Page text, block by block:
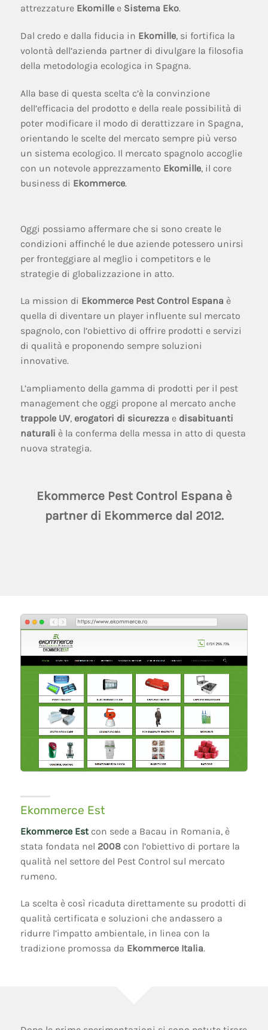
attrezzature Ekomillee Sistema Eko.
Dal credo e dalla fiducia in Ekomille, si fortifica la
volontà dell’azienda partner di divulgare la filosofia
della metodologia ecologica in Spagna.
Alla base di questa scelta c’è la convinzione
dell’efficacia del prodotto e della reale possibilità di
poter modificare il modo di derattizzare in Spagna,
orientando le scelte del mercato sempre più verso
un sistema ecologico. Il mercato spagnolo accoglie
con un notevole apprezzamento Ekomille, il core
business di Ekommerce.
Oggi possiamo affermare che si sono create le
condizioni affinché le due aziende potessero unirsi
per fronteggiare al meglio i competitors e le
strategie di globalizzazione in atto.
La mission di Ekommerce Pest Control Espana è
quella di diventare un player influente sul mercato
spagnolo, con l’obiettivo di offrire prodotti e servizi
di qualità e proponendo sempre soluzioni
innovative.
L’ampliamento della gamma di prodotti per il pest
management che oggi propone al mercato anche
trappole UV, erogatori di sicurezza e disabituanti
naturali è la conferma della messa in atto di questa
nuova strategia.
Ekommerce Pest Control Espana è
partner di Ekommerce dal 2012.
Ekommerce Est
Ekommerce Est con sede a Bacau in Romania, è
stata fondata nel 2008con l’obiettivo di portare la
qualità nel settore del Pest Control sul mercato
rumeno.
La scelta è così ricaduta direttamente su prodotti di
qualità certificata e soluzioni che andassero a
ridurre l’impatto ambientale, in linea con la
tradizione promossa da Ekommerce Italia.